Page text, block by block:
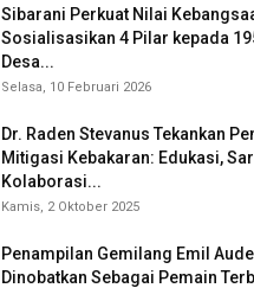
Sibarani Perkuat Nilai
Sosialisasikan 4 Pilar kepada
Desa...
Selasa, 10 Februari 2026
Dr. Raden Stevanus Tekankan
Mitigasi Kebakaran: Edukasi,
Kolaborasi...
Kamis, 2 Oktober 2025
Penampilan Gemilang Emil
Dinobatkan Sebagai Pemain